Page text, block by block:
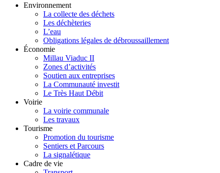
Environnement
La collecte des déchets
Les déchèteries
L’eau
Obligations légales de débroussaillement
Économie
Millau Viaduc II
Zones d’activités
Soutien aux entreprises
La Communauté investit
Le Très Haut Débit
Voirie
La voirie communale
Les travaux
Tourisme
Promotion du tourisme
Sentiers et Parcours
La signalétique
Cadre de vie